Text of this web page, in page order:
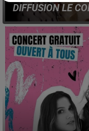
DIFFUSION LE
La chaîne est le
année, en France.